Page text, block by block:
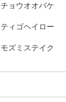
チョウオオバケ
ティゴヘイロー
モズミステイク